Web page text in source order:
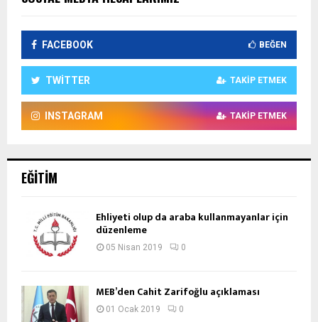
FACEBOOK BEĞEN
TWITTER TAKIP ETMEK
INSTAGRAM TAKIP ETMEK
EĞITIM
Ehliyeti olup da araba kullanmayanlar için
düzenleme
05 Nisan 2019 0
MEB’den Cahit Zarifoğlu açıklaması
01 Ocak 2019 0